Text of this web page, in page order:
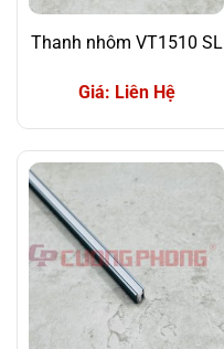
Thanh nhôm VT1510 SL
Giá: Liên Hệ